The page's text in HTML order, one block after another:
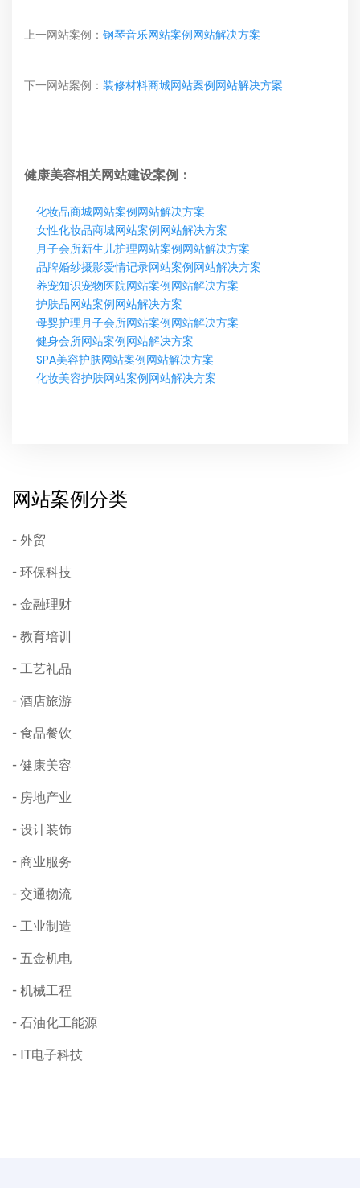
上一网站案例： 钢琴音乐网站案例网站解决方案
下一网站案例： 装修材料商城网站案例网站解决方案
健康美容相关网站建设案例：
化妆品商城网站案例网站解决方案
女性化妆品商城网站案例网站解决方案
月子会所新生儿护理网站案例网站解决方案
品牌婚纱摄影爱情记录网站案例网站解决方案
养宠知识宠物医院网站案例网站解决方案
护肤品网站案例网站解决方案
母婴护理月子会所网站案例网站解决方案
健身会所网站案例网站解决方案
SPA美容护肤网站案例网站解决方案
化妆美容护肤​​网站案例网站解决方案
网站案例分类
外贸
环保科技
金融理财
教育培训
工艺礼品
酒店旅游
食品餐饮
健康美容
房地产业
设计装饰
商业服务
交通物流
工业制造
五金机电
机械工程
石油化工能源
IT电子科技